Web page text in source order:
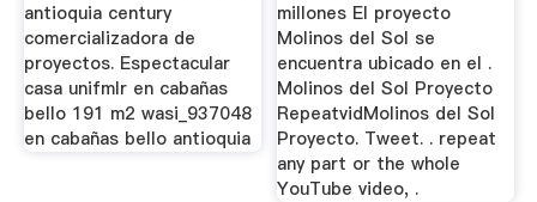
antioquia century
comercializadora de
proyectos. Espectacular
casa unifmlr en cabañas
bello 191 m2 wasi_937048
en cabañas bello antioquia
millones El proyecto
Molinos del Sol se
encuentra ubicado en el .
Molinos del Sol Proyecto
RepeatvidMolinos del Sol
Proyecto. Tweet. . repeat
any part or the whole
YouTube video, .